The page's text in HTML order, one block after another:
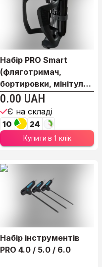
Набір PRO Smart
(фляготримач,
бортировки, мінітул
9ф)
0.00 UAH
Є на складі
10 24
Купити в 1 клік
Набір інструментів
PRO 4.0 / 5.0 / 6.0